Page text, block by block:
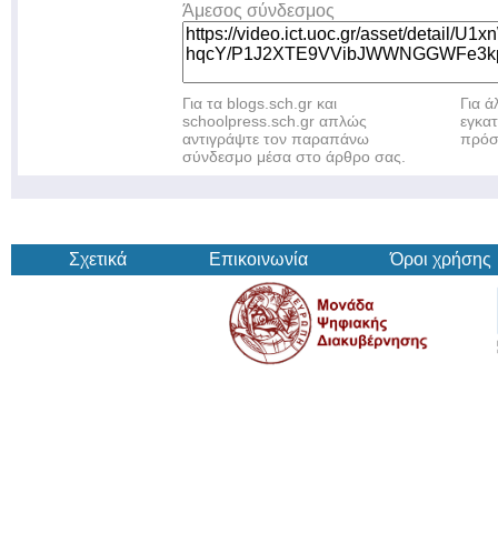
Άμεσος σύνδεσμος
Για τα blogs.sch.gr και
schoolpress.sch.gr απλώς
αντιγράψτε τον παραπάνω
σύνδεσμο μέσα στο άρθρο σας.
Για
Σχετικά Επικοινωνία Όροι χρήσης